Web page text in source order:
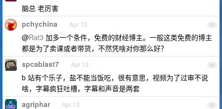
脑总 老厉害
93
pchychina Apr 13
@Rat3 加多一个条件，免费的财经博主。一般这类免费的博主
都是为了卖课或者带货，不然凭啥对你那么好？
94
spcablast7 Apr 13
b 站有个乐子，盐不能当饭吃，很有意思，视频为了过审不说
啥，字幕疯狂吐槽，字幕和声音是两套
95
agriphar Apr 13